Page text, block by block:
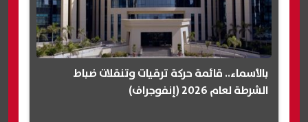
بالأسماء.. قائمة حركة ترقيات وتنقلات ضباط
الشرطة لعام 2026 (إنفوجراف)